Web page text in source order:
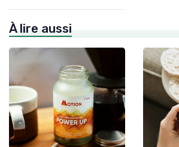
À lire aussi